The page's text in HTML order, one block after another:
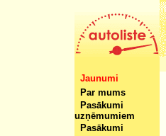
Jaunumi
Par mums
Pasākumi
uzņēmumiem
Pasākumi